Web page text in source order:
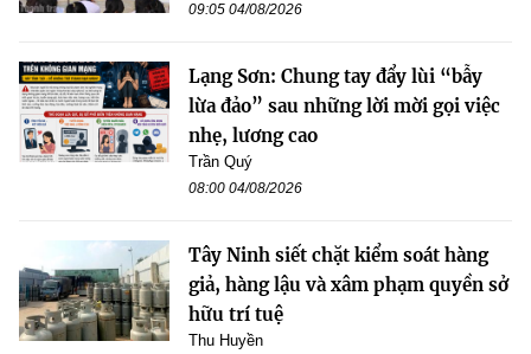
09:05 04/08/2026
Lạng Sơn: Chung tay đẩy lùi “bẫy
lừa đảo” sau những lời mời gọi việc
nhẹ, lương cao
Trần Quý
08:00 04/08/2026
Tây Ninh siết chặt kiểm soát hàng
giả, hàng lậu và xâm phạm quyền sở
hữu trí tuệ
Thu Huyền